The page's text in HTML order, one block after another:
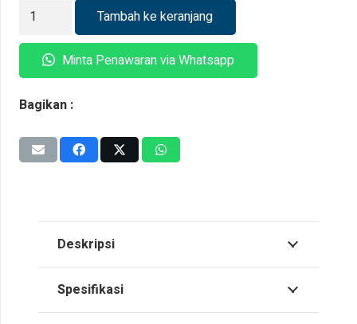
Kuantitas
Marine
M2XCH
First
Tambah ke keranjang
Minta Penawaran via Whatsapp
Bagikan :
Deskripsi
Spesifikasi